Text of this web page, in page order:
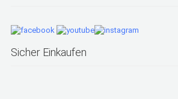
Sicher Einkaufen